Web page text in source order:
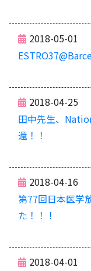
2018-05-01
2018-04-25
田中先生、
還！！
2018-04-16
第77回日本医学
た！！！
2018-04-01